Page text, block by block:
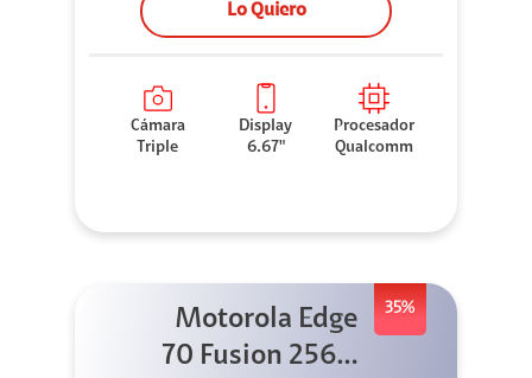
Lo Quiero
Cámara
Triple
Display
6.67"
Procesador
Qualcomm
35%
Motorola Edge
70 Fusion 256GB